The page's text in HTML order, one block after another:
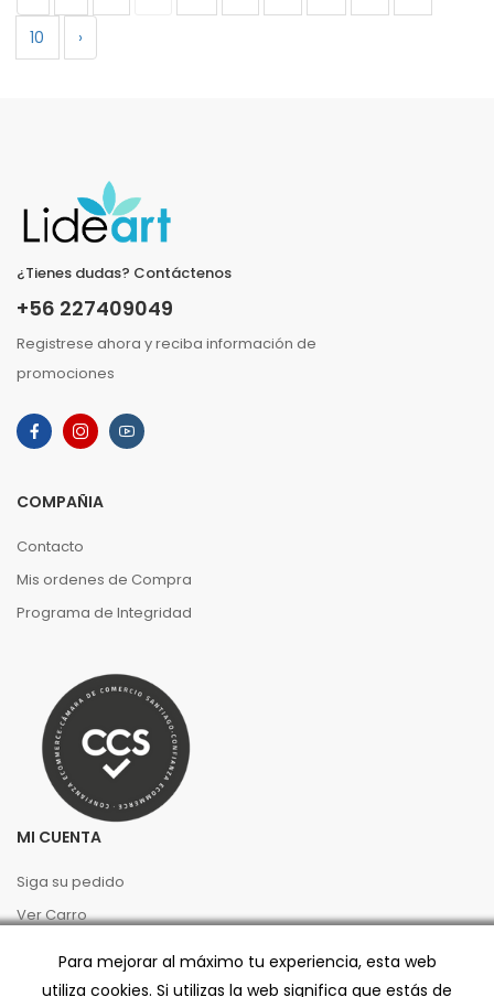
10
›
¿Tienes dudas? Contáctenos
+56 227409049
Registrese ahora y reciba información de
promociones
COMPAÑIA
Contacto
Mis ordenes de Compra
Programa de Integridad
MI CUENTA
Siga su pedido
Ver Carro
Para mejorar al máximo tu experiencia, esta web
utiliza cookies. Si utilizas la web significa que estás de